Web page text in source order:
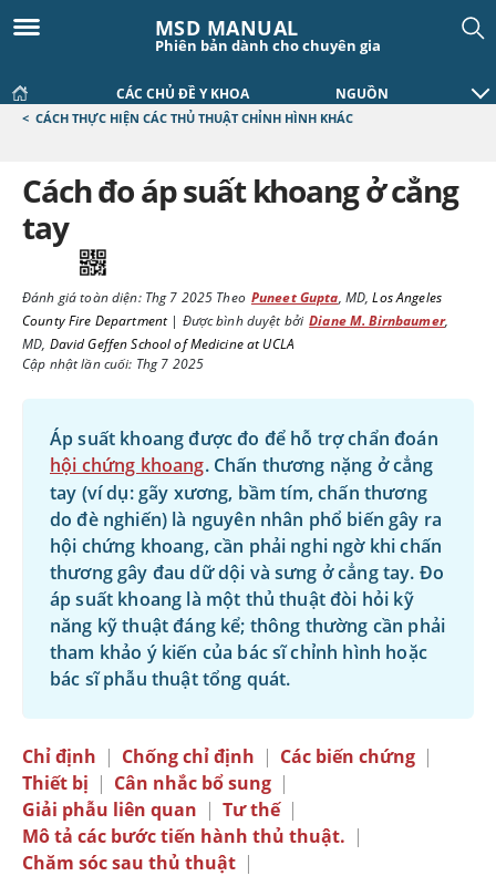
MSD MANUAL
Phiên bản dành cho chuyên gia
CÁC CHỦ ĐỀ Y KHOA NGUỒN
< CÁCH THỰC HIỆN CÁC THỦ THUẬT CHỈNH HÌNH KHÁC
Cách đo áp suất khoang ở cẳng
tay
Đánh giá toàn diện:Thg 7 2025 Theo Puneet Gupta, MD,Los Angeles
County Fire Department| Được bình duyệt bởi Diane M. Birnbaumer,
MD, David Geffen School of Medicine at UCLA
Cập nhật lần cuối: Thg 7 2025
Áp suất khoang được đo để hỗ trợ chẩn đoán
hội chứng khoang. Chấn thương nặng ở cẳng
tay (ví dụ: gãy xương, bầm tím, chấn thương
do đè nghiến) là nguyên nhân phổ biến gây ra
hội chứng khoang, cần phải nghi ngờ khi chấn
thương gây đau dữ dội và sưng ở cẳng tay. Đo
áp suất khoang là một thủ thuật đòi hỏi kỹ
năng kỹ thuật đáng kể; thông thường cần phải
tham khảo ý kiến ​​của bác sĩ chỉnh hình hoặc
bác sĩ phẫu thuật tổng quát.
Chỉ định | Chống chỉ định | Các biến chứng |
Thiết bị | Cân nhắc bổ sung |
Giải phẫu liên quan | Tư thế |
Mô tả các bước tiến hành thủ thuật. |
Chăm sóc sau thủ thuật |